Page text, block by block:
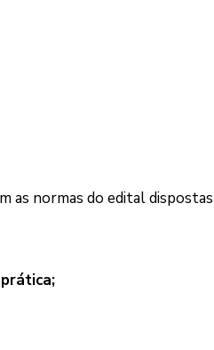
as normas do edital